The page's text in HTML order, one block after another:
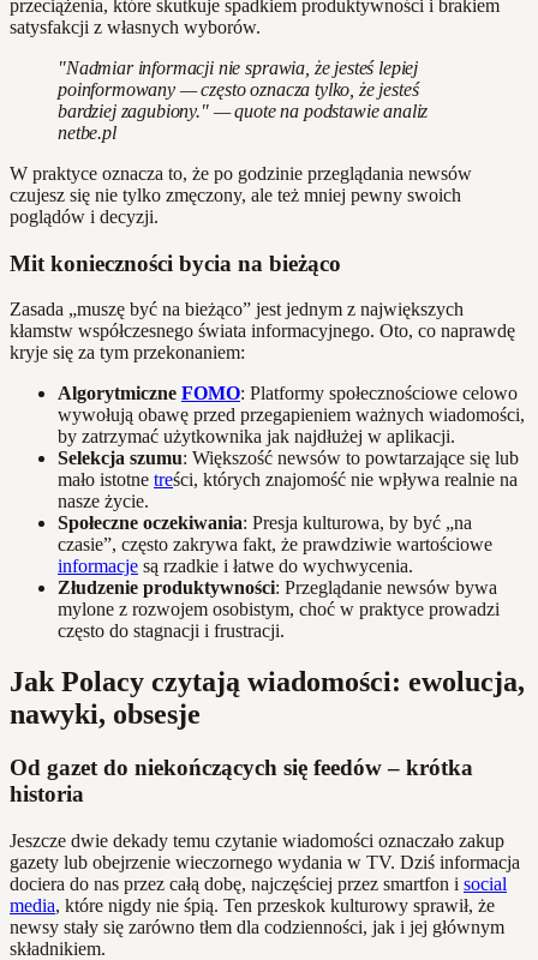
przeciążenia, które skutkuje spadkiem produktywności i brakiem
satysfakcji z własnych wyborów.
"Nadmiar informacji nie sprawia, że jesteś lepiej
poinformowany — często oznacza tylko, że jesteś
bardziej zagubiony." — quote na podstawie analiz
netbe.pl
W praktyce oznacza to, że po godzinie przeglądania newsów
czujesz się nie tylko zmęczony, ale też mniej pewny swoich
poglądów i decyzji.
Mit konieczności bycia na bieżąco
Zasada „muszę być na bieżąco” jest jednym z największych
kłamstw współczesnego świata informacyjnego. Oto, co naprawdę
kryje się za tym przekonaniem:
Algorytmiczne FOMO: Platformy społecznościowe celowo
wywołują obawę przed przegapieniem ważnych wiadomości,
by zatrzymać użytkownika jak najdłużej w aplikacji.
Selekcja szumu: Większość newsów to powtarzające się lub
mało istotne treści, których znajomość nie wpływa realnie na
nasze życie.
Społeczne oczekiwania: Presja kulturowa, by być „na
czasie”, często zakrywa fakt, że prawdziwie wartościowe
informacje są rzadkie i łatwe do wychwycenia.
Złudzenie produktywności: Przeglądanie newsów bywa
mylone z rozwojem osobistym, choć w praktyce prowadzi
często do stagnacji i frustracji.
Jak Polacy czytają wiadomości: ewolucja,
nawyki, obsesje
Od gazet do niekończących się feedów – krótka
historia
Jeszcze dwie dekady temu czytanie wiadomości oznaczało zakup
gazety lub obejrzenie wieczornego wydania w TV. Dziś informacja
dociera do nas przez całą dobę, najczęściej przez smartfon i social
media, które nigdy nie śpią. Ten przeskok kulturowy sprawił, że
newsy stały się zarówno tłem dla codzienności, jak i jej głównym
składnikiem.